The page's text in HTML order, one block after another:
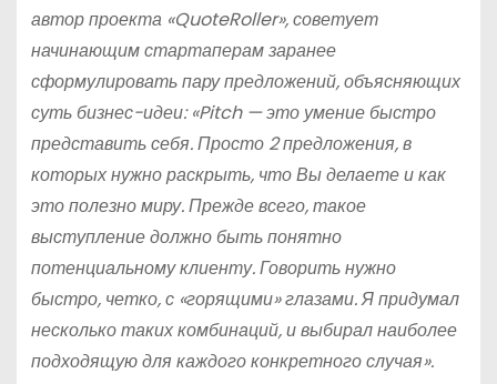
автор проекта «QuoteRoller», советует
начинающим стартаперам заранее
сформулировать пару предложений, объясняющих
суть бизнес-идеи: «Pitch — это умение быстро
представить себя. Просто 2 предложения, в
которых нужно раскрыть, что Вы делаете и как
это полезно миру. Прежде всего, такое
выступление должно быть понятно
потенциальному клиенту. Говорить нужно
быстро, четко, с «горящими» глазами. Я придумал
несколько таких комбинаций, и выбирал наиболее
подходящую для каждого конкретного случая».